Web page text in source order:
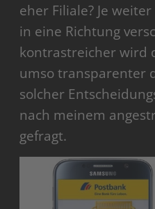
eher Filiale? Je
in eine Richtung
kontrastreicher wird
umso transparenter
solcher
nach meinem
gefragt.